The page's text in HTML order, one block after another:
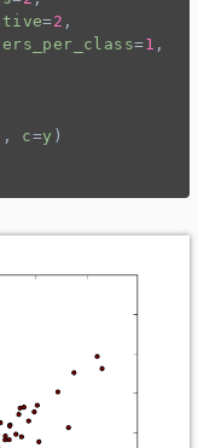
=2 ,
=1 ,
], c=y )